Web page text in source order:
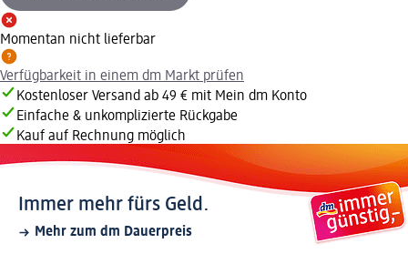
Momentan nicht lieferbar
Verfügbarkeit in einem dm Markt prüfen
Kostenloser Versand ab 49 € mit Mein dm Konto
Einfache & unkomplizierte Rückgabe
Kauf auf Rechnung möglich
Immer mehr fürs Geld.
Mehr zum dm Dauerpreis